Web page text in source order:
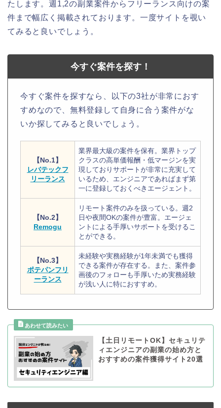
たします。週1,2の副業案件からフリーランス向けの案
件まで幅広く掲載されております。一度サイトを覗い
てみると良いでしょう。
今すぐ案件を探す！
今すぐ案件を探すなら、以下の3社が非常におす
すめなので、無料登録して自身に合う案件がな
いか探してみると良いでしょう。
【No.1】
レバテックフ
リーランス
業界最大級の案件を保有。業界トップ
クラスの高単価報酬・低マージンを実
現しておりサポートが非常に充実して
いるため、エンジニアであればまず第
一に登録しておくべきエージェント。
【No.2】
Remogu
リモート案件のみを扱っている。週2
日や夜間OKの案件が豊富。エージェ
ントによる手厚いサポートを受けるこ
とができる。
【No.3】
ポテパンフリ
ーランス
未経験や実務経験が1年未満でも獲得
できる案件が存在する。また、案件参
画後のフォローも手厚いため実務経験
が浅い人に特におすすめ。
【土日リモートOK】セキュリテ
ィエンジニアの副業の始め方と
おすすめの案件獲得サイト20選